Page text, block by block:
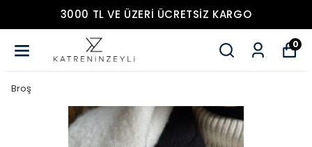
3000 TL VE ÜZERİ ÜCRETSİZ KARGO
0
Broş